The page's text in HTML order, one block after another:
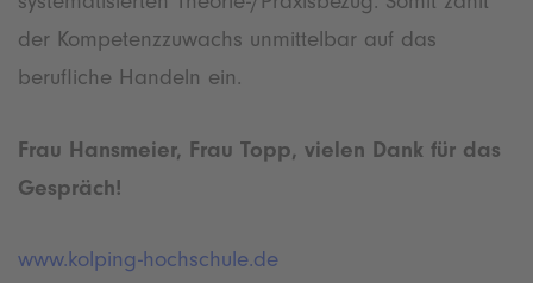
der Kompetenzzuwachs unmittelbar auf das
berufliche Handeln ein.
Frau Hansmeier, Frau Topp, vielen Dank für das
Gespräch!
www.kolping-hochschule.de